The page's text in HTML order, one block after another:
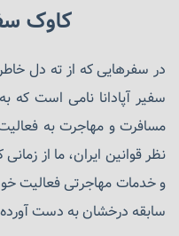
کاوک
در سفرهایی که از ته دل
سفیر آپادانا نامی است که
مسافرت و مهاجرت به
نظر قوانین ایران، ما از
سابقه درخشان به دست